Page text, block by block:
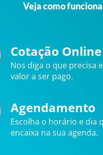
Veja como funciona
Cotação Online
Nos diga o que precisa
valor a ser pago.
Agendamento
Escolha o horário e dia
encaixa na sua agenda.